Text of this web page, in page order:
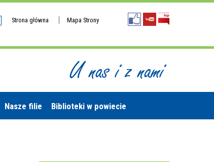
Strona główna Mapa Strony
U nas i z nami
Nasze filie Biblioteki w powiecie